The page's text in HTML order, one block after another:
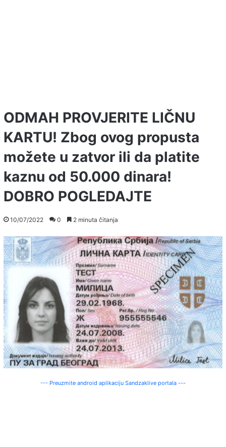
ODMAH PROVJERITE LIČNU
KARTU! Zbog ovog propusta
možete u zatvor ili da platite
kaznu od 50.000 dinara!
DOBRO POGLEDAJTE
10/07/2022 0 2 minuta čitanja
--- Preuzmite android aplikaciju Sandzaklive portala ---